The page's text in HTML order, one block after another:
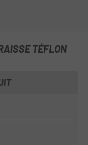
TÉFLON